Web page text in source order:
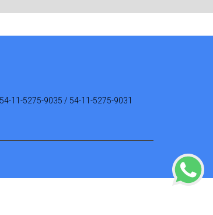
11-5275-9035 / 54-11-5275-9031